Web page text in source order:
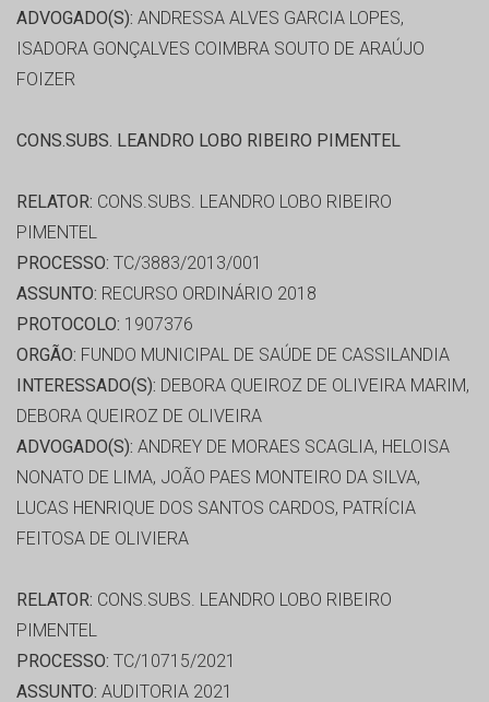
ADVOGADO(S): ANDRESSA ALVES GARCIA LOPES,
ISADORA GONÇALVES COIMBRA SOUTO DE ARAÚJO
FOIZER
CONS.SUBS. LEANDRO LOBO RIBEIRO PIMENTEL
RELATOR: CONS.SUBS. LEANDRO LOBO RIBEIRO
PIMENTEL
PROCESSO: TC/3883/2013/001
ASSUNTO: RECURSO ORDINÁRIO 2018
PROTOCOLO: 1907376
ORGÃO: FUNDO MUNICIPAL DE SAÚDE DE CASSILANDIA
INTERESSADO(S): DEBORA QUEIROZ DE OLIVEIRA MARIM,
DEBORA QUEIROZ DE OLIVEIRA
ADVOGADO(S): ANDREY DE MORAES SCAGLIA, HELOISA
NONATO DE LIMA, JOÃO PAES MONTEIRO DA SILVA,
LUCAS HENRIQUE DOS SANTOS CARDOS, PATRÍCIA
FEITOSA DE OLIVIERA
RELATOR: CONS.SUBS. LEANDRO LOBO RIBEIRO
PIMENTEL
PROCESSO: TC/10715/2021
ASSUNTO: AUDITORIA 2021